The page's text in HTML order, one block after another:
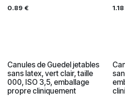
0.89 € 1.18
Canules de Guedel jetables
sans latex, vert clair, taille
000, ISO 3,5, emballage
propre cliniquement